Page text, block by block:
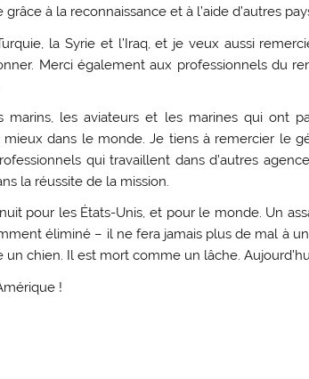
à la reconnaissance et à l’aide d’autres
la Syrie et l’Iraq, et je veux aussi
Merci également aux professionnels du
marins, les aviateurs et les marines qui ont
mieux dans le monde. Je tiens à remercier le
qui travaillent dans d’autres
la réussite de la mission.
pour les États-Unis, et pour le monde. Un
éliminé – il ne fera jamais plus de mal à
chien. Il est mort comme un lâche.
!